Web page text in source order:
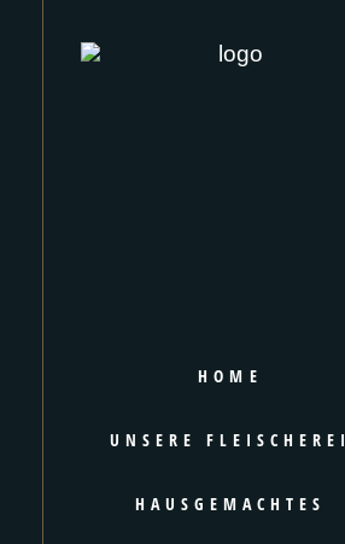
HOME
UNSERE FLEISCHEREI
HAUSGEMACHTES